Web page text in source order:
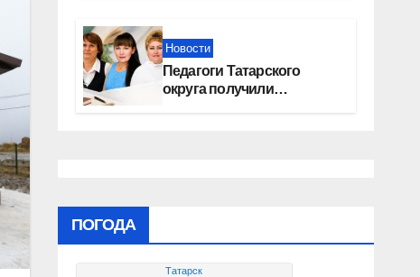
работы на социальных
объектах
Новости
Педагоги Татарского
округа получили
ПОГОДА
Татарск